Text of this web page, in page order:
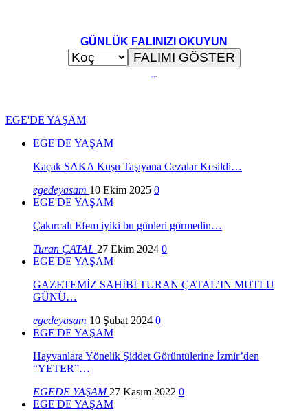
GÜNLÜK FALINIZI OKUYUN
...
EGE'DE YAŞAM
EGE'DE YAŞAM
Kaçak SAKA Kuşu Taşıyana Cezalar Kesildi…
egedeyasam 10 Ekim 2025 0
EGE'DE YAŞAM
Çakırcalı Efem iyiki bu günleri görmedin…
Turan ÇATAL 27 Ekim 2024 0
EGE'DE YAŞAM
GAZETEMİZ SAHİBİ TURAN ÇATAL’IN MUTLU
GÜNÜ…
egedeyasam 10 Şubat 2024 0
EGE'DE YAŞAM
Hayvanlara Yönelik Şiddet Görüntülerine İzmir’den
“YETER”…
EGEDE YAŞAM 27 Kasım 2022 0
EGE'DE YAŞAM